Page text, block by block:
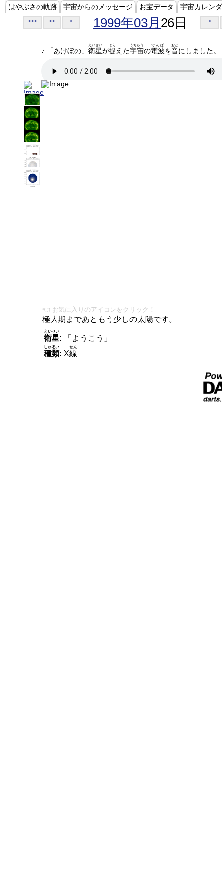
はやぶさの軌跡 宇宙からのメッセージ お宝データ 宇宙カレン
<<< << < 1999年03月 26日 >
♪ 「あけぼの」 衛星
えいせい
が捉
とら
えた宇宙
うちゅう
の電波
でんぱ
を音
おと
にしました。
👈 お気に入りのアイコンをクリック！
極大期まであともう少しの太陽です。
衛星
えいせい
:
「ようこう」
種類
しゅるい
: X線
せん